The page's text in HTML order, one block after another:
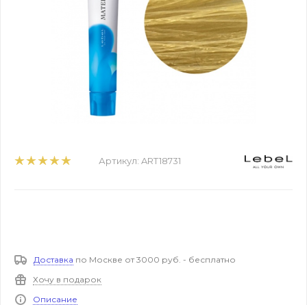
Артикул: ART18731
Доставка по Москве от 3000 руб. - бесплатно
Хочу в подарок
Описание